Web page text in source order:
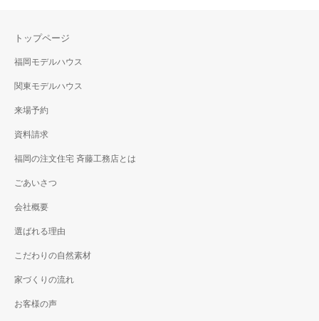
トップページ
福岡モデルハウス
関東モデルハウス
来場予約
資料請求
福岡の注文住宅 斉藤工務店とは
ごあいさつ
会社概要
選ばれる理由
こだわりの自然素材
家づくりの流れ
お客様の声